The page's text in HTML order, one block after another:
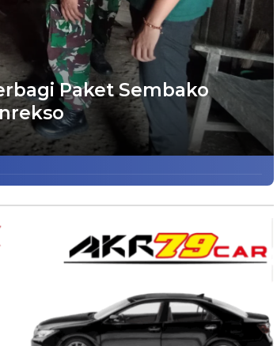
Paket Sembako